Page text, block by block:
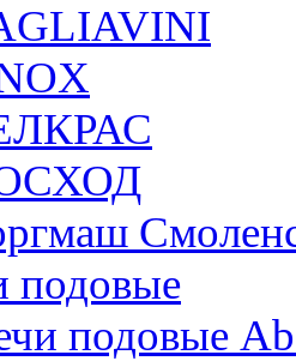
подовые
подовые